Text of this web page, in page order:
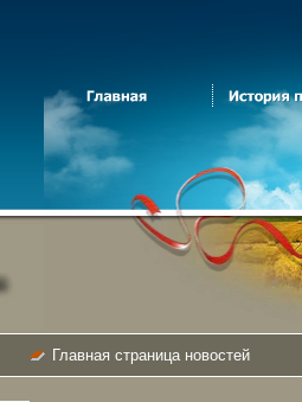
Главная страница новостей